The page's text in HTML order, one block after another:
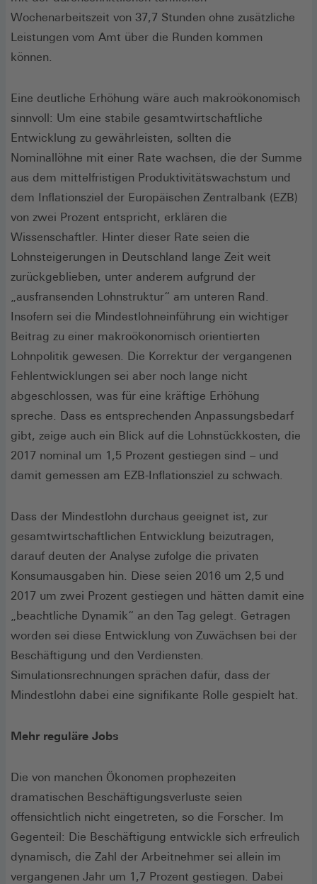
Wochenarbeitszeit von 37,7 Stunden ohne zusätzliche
Leistungen vom Amt über die Runden kommen
können.
Eine deutliche Erhöhung wäre auch makroökonomisch
sinnvoll: Um eine stabile gesamtwirtschaftliche
Entwicklung zu gewährleisten, sollten die
Nominallöhne mit einer Rate wachsen, die der Summe
aus dem mittelfristigen Produktivitätswachstum und
dem Inflationsziel der Europäischen Zentralbank (EZB)
von zwei Prozent entspricht, erklären die
Wissenschaftler. Hinter dieser Rate seien die
Lohnsteigerungen in Deutschland lange Zeit weit
zurückgeblieben, unter anderem aufgrund der
„ausfransenden Lohnstruktur“ am unteren Rand.
Insofern sei die Mindestlohneinführung ein wichtiger
Beitrag zu einer makroökonomisch orientierten
Lohnpolitik gewesen. Die Korrektur der vergangenen
Fehlentwicklungen sei aber noch lange nicht
abgeschlossen, was für eine kräftige Erhöhung
spreche. Dass es entsprechenden Anpassungsbedarf
gibt, zeige auch ein Blick auf die Lohnstückkosten, die
2017 nominal um 1,5 Prozent gestiegen sind – und
damit gemessen am EZB-Inflationsziel zu schwach.
Dass der Mindestlohn durchaus geeignet ist, zur
gesamtwirtschaftlichen Entwicklung beizutragen,
darauf deuten der Analyse zufolge die privaten
Konsumausgaben hin. Diese seien 2016 um 2,5 und
2017 um zwei Prozent gestiegen und hätten damit eine
„beachtliche Dynamik“ an den Tag gelegt. Getragen
worden sei diese Entwicklung von Zuwächsen bei der
Beschäftigung und den Verdiensten.
Simulationsrechnungen sprächen dafür, dass der
Mindestlohn dabei eine signifikante Rolle gespielt hat.
Mehr reguläre Jobs
Die von manchen Ökonomen prophezeiten
dramatischen Beschäftigungsverluste seien
offensichtlich nicht eingetreten, so die Forscher. Im
Gegenteil: Die Beschäftigung entwickle sich erfreulich
dynamisch, die Zahl der Arbeitnehmer sei allein im
vergangenen Jahr um 1,7 Prozent gestiegen. Dabei